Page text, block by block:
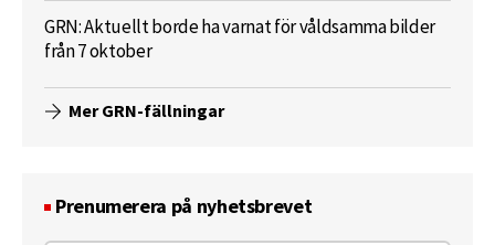
GRN: Aktuellt borde ha varnat för våldsamma bilder
från 7 oktober
Mer GRN-fällningar
Prenumerera på nyhetsbrevet